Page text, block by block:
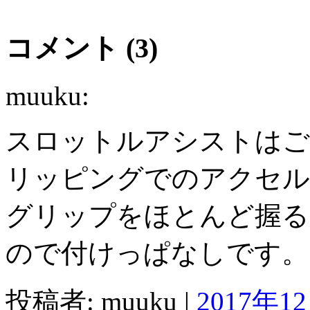
コメント (3)
muuku:
スロットルアシストは
リッピングでのアクセ
グリップをほとんど握
ので付けっぱなしです。
投稿者: muuku | 2017年